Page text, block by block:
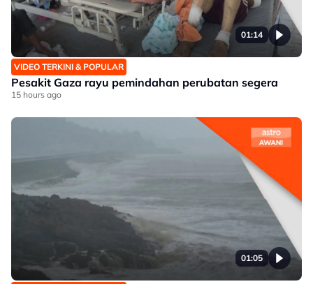
01:14
VIDEO TERKINI & POPULAR
Pesakit Gaza rayu pemindahan perubatan segera
15 hours ago
01:05